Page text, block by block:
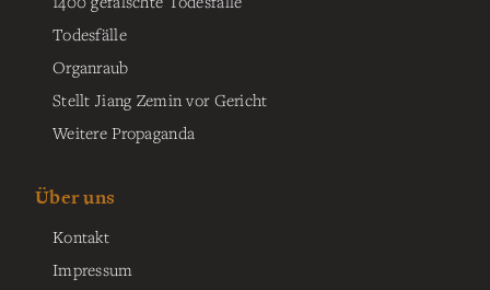
Todesfälle
Organraub
Stellt Jiang Zemin vor Gericht
Weitere Propaganda
Über uns
Kontakt
Impressum